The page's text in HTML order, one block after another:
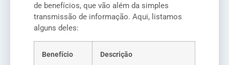
de benefícios, que vão além da simples
transmissão de informação. Aqui, listamos
alguns deles:
Benefício Descrição